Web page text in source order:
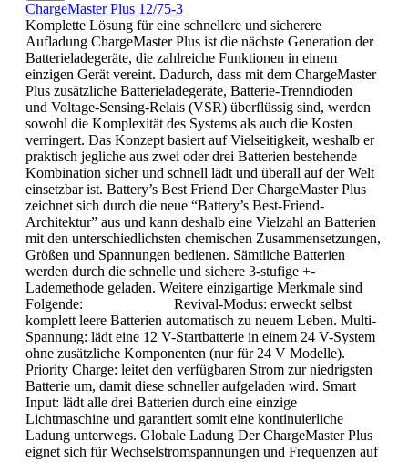
ChargeMaster Plus 12/75-3
Komplette Lösung für eine schnellere und sicherere
Aufladung ChargeMaster Plus ist die nächste Generation der
Batterieladegeräte, die zahlreiche Funktionen in einem
einzigen Gerät vereint. Dadurch, dass mit dem ChargeMaster
Plus zusätzliche Batterieladegeräte, Batterie-Trenndioden
und Voltage-Sensing-Relais (VSR) überflüssig sind, werden
sowohl die Komplexität des Systems als auch die Kosten
verringert. Das Konzept basiert auf Vielseitigkeit, weshalb er
praktisch jegliche aus zwei oder drei Batterien bestehende
Kombination sicher und schnell lädt und überall auf der Welt
einsetzbar ist. Battery’s Best Friend Der ChargeMaster Plus
zeichnet sich durch die neue “Battery’s Best-Friend-
Architektur” aus und kann deshalb eine Vielzahl an Batterien
mit den unterschiedlichsten chemischen Zusammensetzungen,
Größen und Spannungen bedienen. Sämtliche Batterien
werden durch die schnelle und sichere 3-stufige +-
Lademethode geladen. Weitere einzigartige Merkmale sind
Folgende: Revival-Modus: erweckt selbst
komplett leere Batterien automatisch zu neuem Leben. Multi-
Spannung: lädt eine 12 V-Startbatterie in einem 24 V-System
ohne zusätzliche Komponenten (nur für 24 V Modelle).
Priority Charge: leitet den verfügbaren Strom zur niedrigsten
Batterie um, damit diese schneller aufgeladen wird. Smart
Input: lädt alle drei Batterien durch eine einzige
Lichtmaschine und garantiert somit eine kontinuierliche
Ladung unterwegs. Globale Ladung Der ChargeMaster Plus
eignet sich für Wechselstromspannungen und Frequenzen auf